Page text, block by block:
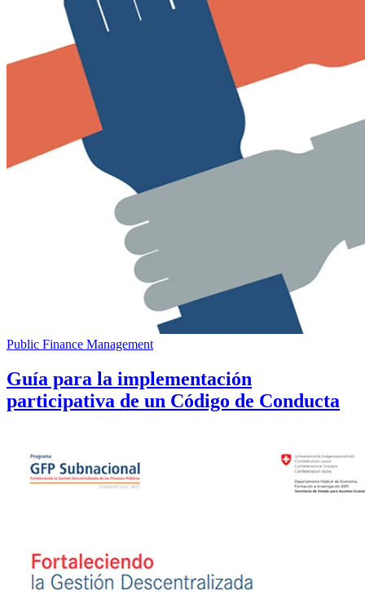
Public Finance Management
Guía para la implementación
participativa de un Código de Conducta